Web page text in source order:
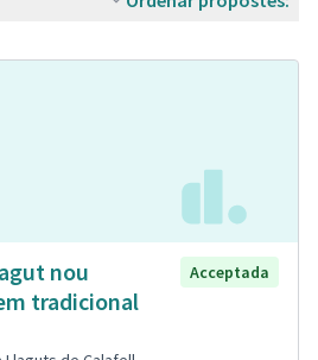
nou
tradicional
Acceptada